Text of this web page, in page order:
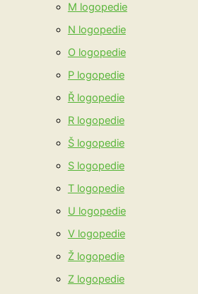
M logopedie
N logopedie
O logopedie
P logopedie
Ř logopedie
R logopedie
Š logopedie
S logopedie
T logopedie
U logopedie
V logopedie
Ž logopedie
Z logopedie